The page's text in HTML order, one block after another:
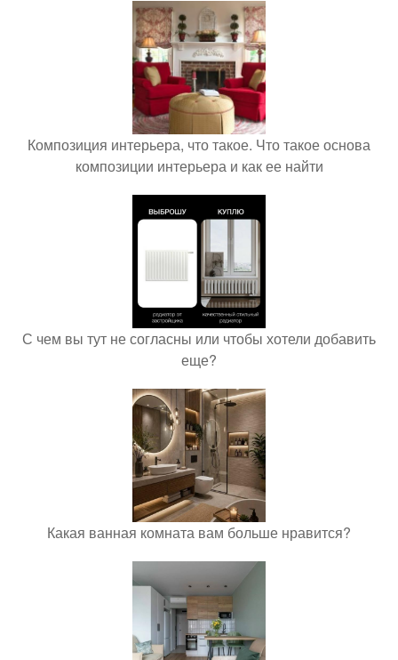
Композиция интерьера, что такое. Что такое основа
композиции интерьера и как ее найти
С чем вы тут не согласны или чтобы хотели добавить
еще?
Какая ванная комната вам больше нравится?